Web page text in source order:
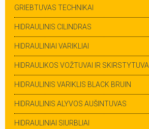
GRIEBTUVAS TECHNIKAI
HIDRAULINIS CILINDRAS
HIDRAULINIAI VARIKLIAI
HIDRAULIKOS VOŽTUVAI IR SKIRSTYTUVAI
HIDRAULINIS VARIKLIS BLACK BRUIN
HIDRAULINIS ALYVOS AUŠINTUVAS
HIDRAULINIAI SIURBLIAI